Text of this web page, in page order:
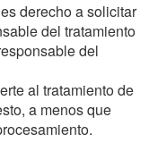
derecho a solicitar
del tratamiento
del
al tratamiento de
a menos que